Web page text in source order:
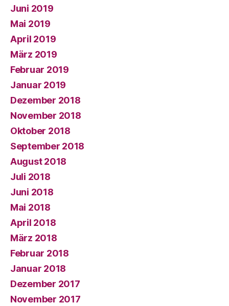
Juni 2019
Mai 2019
April 2019
März 2019
Februar 2019
Januar 2019
Dezember 2018
November 2018
Oktober 2018
September 2018
August 2018
Juli 2018
Juni 2018
Mai 2018
April 2018
März 2018
Februar 2018
Januar 2018
Dezember 2017
November 2017